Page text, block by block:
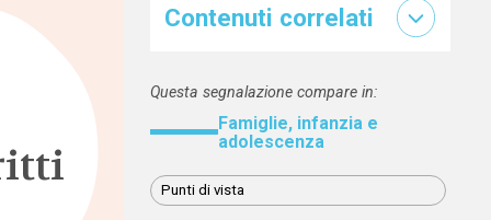
Contenuti correlati
Questa segnalazione compare in:
Famiglie, infanzia e
adolescenza
Punti di vista